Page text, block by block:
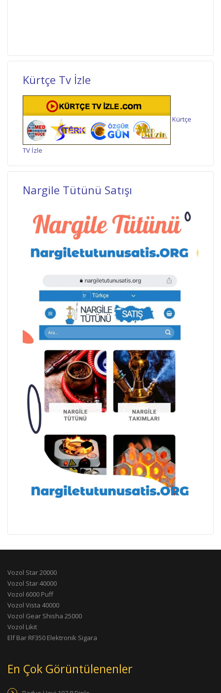
Kürtçe Tv İzle
Kürtçe
TV İzle
Nargile Tütünü Satışı
Vozol Star 20000
Vozol Star 40000
Vozol 6000 Puff
Vozol Vista 40000
Vozol Gear Shisha 25000
Vozol Likit
Elf Bar RF350 Elektronik Sigara
En Çok Görüntülenenler